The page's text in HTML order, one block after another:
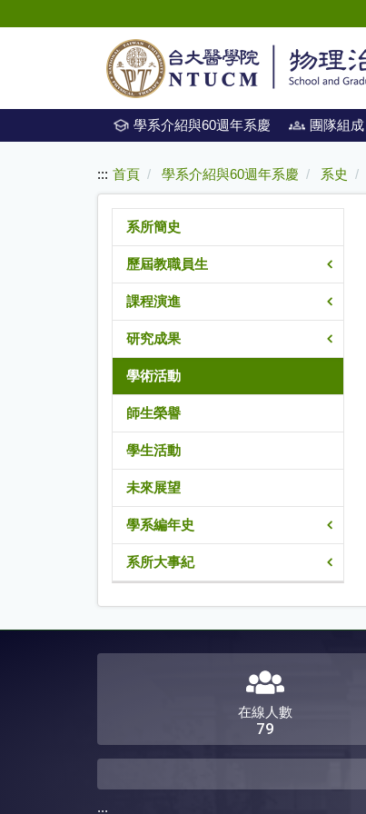
到
要
容
學系介紹與60週年系慶 團隊組成
::: 首頁 學系介紹與60週年系慶 系史
系所簡史
歷屆教職員生
課程演進
研究成果
學術活動
師生榮譽
學生活動
未來展望
學系編年史
系所大事紀
在線人數
79